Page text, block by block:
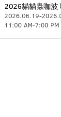
2026.06.19-
11:00 AM-7:00 PM